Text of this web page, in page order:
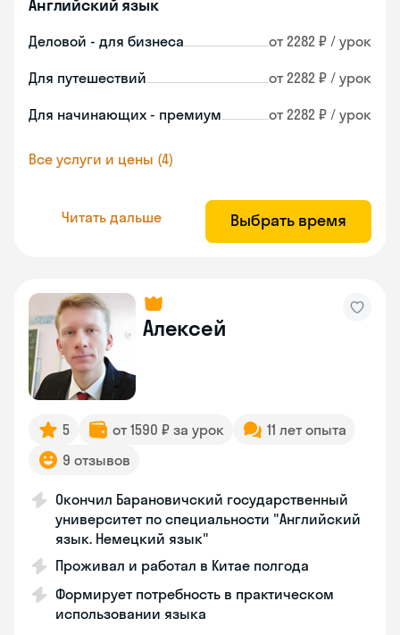
Английский язык
Деловой - для бизнеса от 2282 ₽ / урок
Для путешествий от 2282 ₽ / урок
Для начинающих - премиум от 2282 ₽ / урок
Все услуги и цены (4)
Читать дальше Выбрать время
Алексей
5 от 1590 ₽ за урок
11 лет опыта
9 отзывов
Окончил Барановичский государственный
университет по специальности "Английский
язык. Немецкий язык"
Проживал и работал в Китае полгода
Формирует потребность в практическом
использовании языка